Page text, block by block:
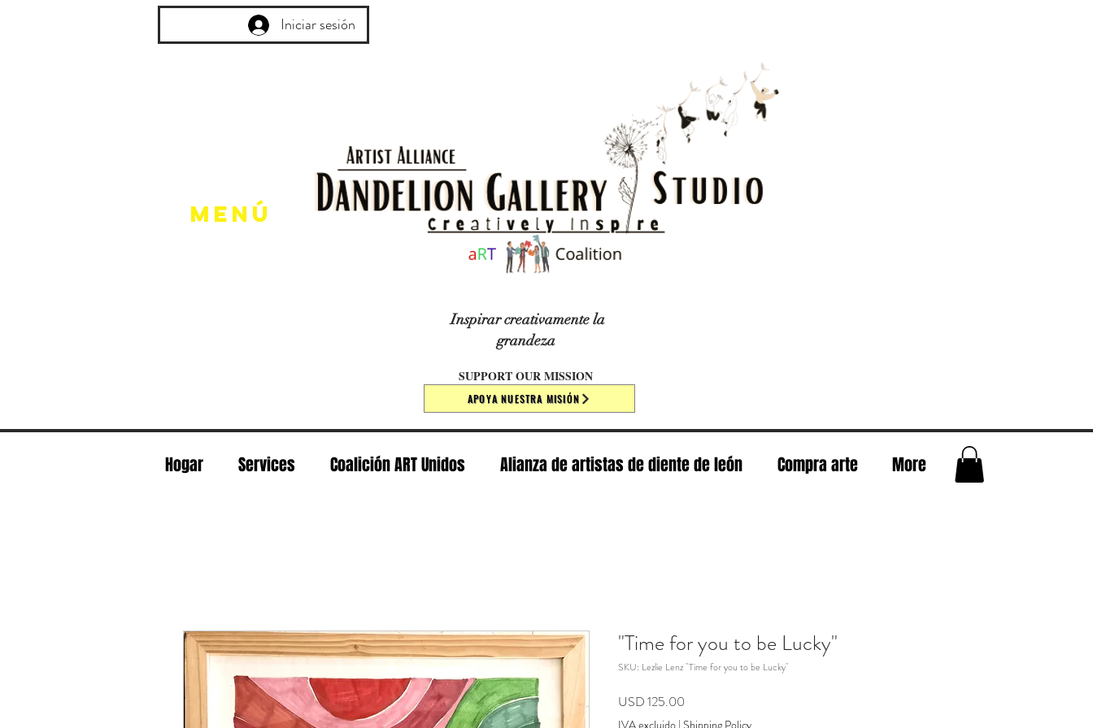
Iniciar sesión
Menú
​​​Inspirar creativamente la
grandeza
SUPPORT OUR MISSION
APOYA NUESTRA MISIÓN
Hogar Services Coalición ART Unidos Alianza de artistas de diente de león Compra arte More
"Time for you to be Lucky"
SKU: Lezlie Lenz "Time for you to be Lucky"
USD 125.00